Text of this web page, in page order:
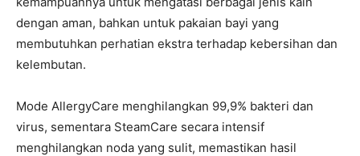
dengan aman, bahkan untuk pakaian bayi yang
membutuhkan perhatian ekstra terhadap kebersihan dan
kelembutan.
Mode AllergyCare menghilangkan 99,9% bakteri dan
virus, sementara SteamCare secara intensif
menghilangkan noda yang sulit, memastikan hasil